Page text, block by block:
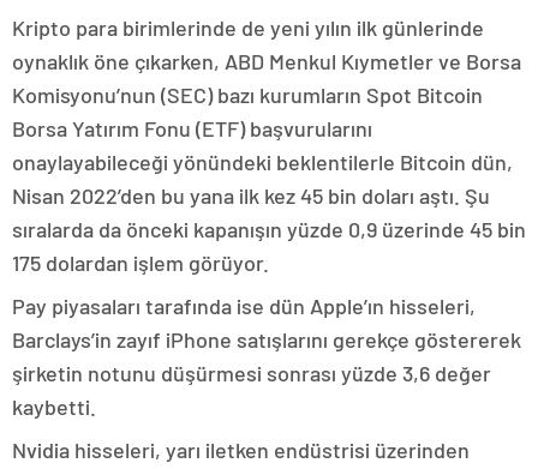
Kripto para birimlerinde de yeni yılın ilk günlerinde
oynaklık öne çıkarken, ABD Menkul Kıymetler ve Borsa
Komisyonu’nun (SEC) bazı kurumların Spot Bitcoin
Borsa Yatırım Fonu (ETF) başvurularını
onaylayabileceği yönündeki beklentilerle Bitcoin dün,
Nisan 2022’den bu yana ilk kez 45 bin doları aştı. Şu
sıralarda da önceki kapanışın yüzde 0,9 üzerinde 45 bin
175 dolardan işlem görüyor.
Pay piyasaları tarafında ise dün Apple’ın hisseleri,
Barclays’in zayıf iPhone satışlarını gerekçe göstererek
şirketin notunu düşürmesi sonrası yüzde 3,6 değer
kaybetti.
Nvidia hisseleri, yarı iletken endüstrisi üzerinden